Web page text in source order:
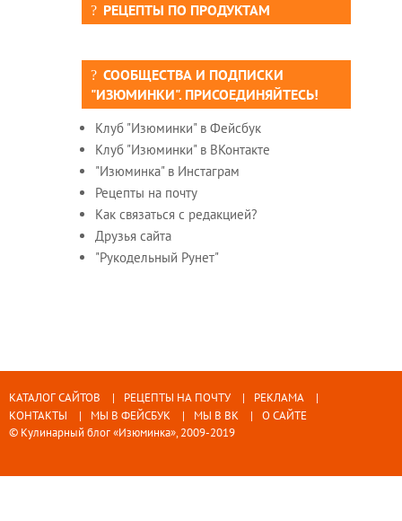
РЕЦЕПТЫ ПО ПРОДУКТАМ
СООБЩЕСТВА И ПОДПИСКИ
"ИЗЮМИНКИ". ПРИСОЕДИНЯЙТЕСЬ!
Клуб "Изюминки" в Фейсбук
Клуб "Изюминки" в ВКонтакте
"Изюминка" в Инстаграм
Рецепты на почту
Как связаться с редакцией?
Друзья сайта
"Рукодельный Рунет"
КАТАЛОГ САЙТОВ РЕЦЕПТЫ НА ПОЧТУ
РЕКЛАМА
КОНТАКТЫ
МЫ В ФЕЙСБУК МЫ В ВК
О САЙТЕ
© Кулинарный блог «Изюминка», 2009-2019